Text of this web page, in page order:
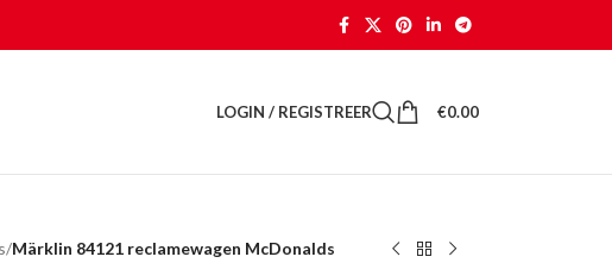
LOGIN / REGISTREER €0.00
/Märklin 84121 reclamewagen McDonalds